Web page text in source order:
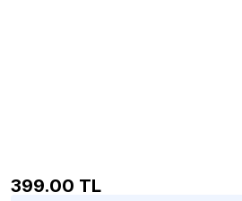
399.00 TL